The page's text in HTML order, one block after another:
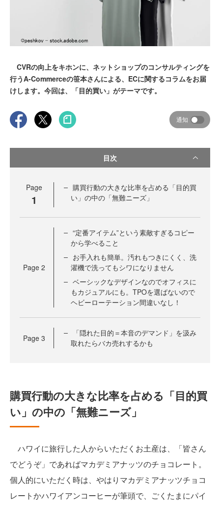
CVRの向上をキホンに、ネットショップのコンサルティングを
行うA-Commerceの笹本さんによる、ECに関するコラムをお届
けします。今回は、「目的買い」がテーマです。
通知
目次
Page
1
購買行動の大きな比率を占める「目的買
い」の中の「無難ニーズ」
Page 2
“定番アイテム”という素敵すぎるコピー
から学べること
お手入れも簡単。汚れもつきにくく、洗
濯機で洗ってもシワになりません
ベーシックなデザインなのでオフィスに
もカジュアルにも。TPOを選ばないので
ヘビーローテーション間違いなし！
Page 3
「隠れた目的＝本音のデマンド」を汲み
取れたらバカ売れするかも
購買行動の大きな比率を占める「目的買
い」の中の「無難ニーズ」
ハワイに旅行した人からいただくお土産は、「皆さん
でどうぞ」であればマカデミアナッツのチョコレート。
個人的にいただく時は、やはりマカデミアナッツチョコ
レートかハワイアンコーヒーが筆頭で、ごくたまにパイ